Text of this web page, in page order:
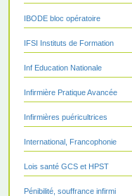
IBODE bloc opératoire
IFSI Instituts de Formation
Inf Education Nationale
Infirmière Pratique Avancée
Infirmières puéricultrices
International, Francophonie
Lois santé GCS et HPST
Pénibilité, souffrance infirmi